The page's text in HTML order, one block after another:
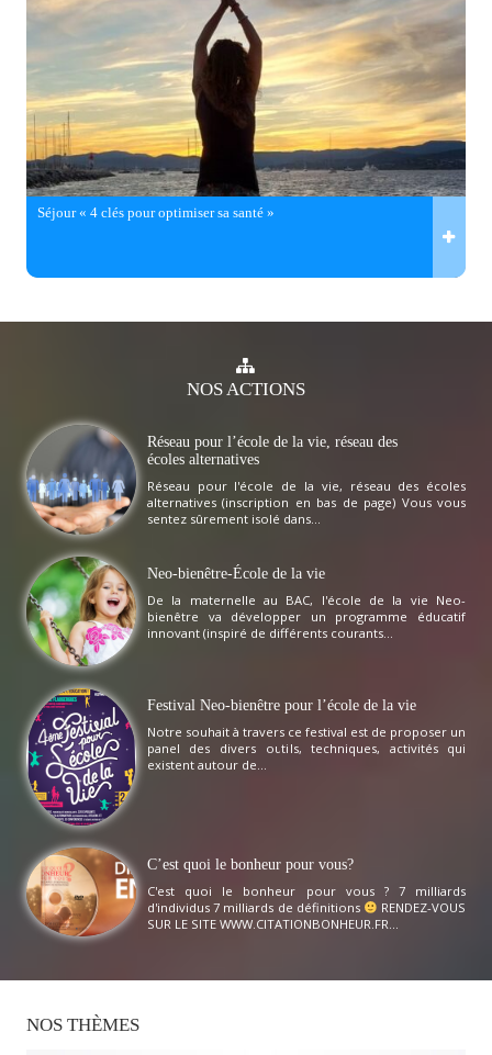
Séjour « 4 clés pour optimiser sa santé »
NOSACTIONS
Réseau pour l’école de la vie, réseau des
écoles alternatives
Réseau pour l'école de la vie, réseau des écoles
alternatives (inscription en bas de page) Vous vous
sentez sûrement isolé dans...
Neo-bienêtre-École de la vie
De la maternelle au BAC, l'école de la vie Neo-
bienêtre va développer un programme éducatif
innovant (inspiré de différents courants...
Festival Neo-bienêtre pour l’école de la vie
Notre souhait à travers ce festival est de proposer un
panel des divers outils, techniques, activités qui
existent autour de...
C’est quoi le bonheur pour vous?
C'est quoi le bonheur pour vous ? 7 milliards
d'individus 7 milliards de définitions
RENDEZ-VOUS
SUR LE SITE WWW.CITATIONBONHEUR.FR...
NOS THÈMES